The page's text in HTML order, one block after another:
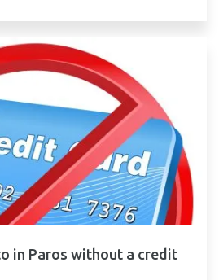
in Paros without a credit